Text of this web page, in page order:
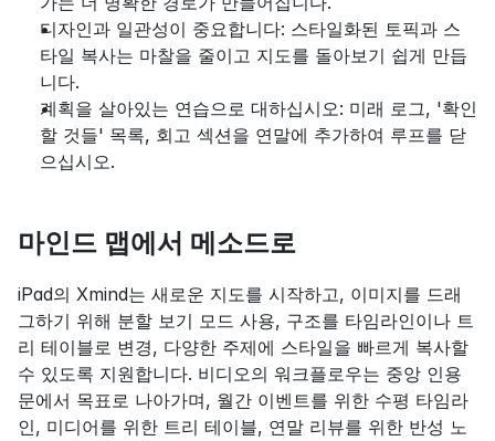
디자인과 일관성이 중요합니다: 스타일화된 토픽과 스
타일 복사는 마찰을 줄이고 지도를 돌아보기 쉽게 만듭
니다.
계획을 살아있는 연습으로 대하십시오: 미래 로그, '확인
할 것들' 목록, 회고 섹션을 연말에 추가하여 루프를 닫
으십시오.
마인드 맵에서 메소드로
iPad의 Xmind는 새로운 지도를 시작하고, 이미지를 드래
그하기 위해 분할 보기 모드 사용, 구조를 타임라인이나 트
리 테이블로 변경, 다양한 주제에 스타일을 빠르게 복사할
수 있도록 지원합니다. 비디오의 워크플로우는 중앙 인용
문에서 목표로 나아가며, 월간 이벤트를 위한 수평 타임라
인, 미디어를 위한 트리 테이블, 연말 리뷰를 위한 반성 노